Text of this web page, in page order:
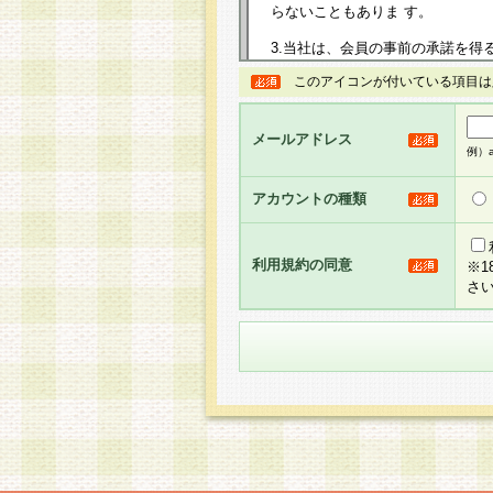
らないこともありま す。
3.当社は、会員の事前の承諾を得
規約を任意に制定、変更または修
は、本規約においては本サイト
して告知の案内を配信または本サ
るものとします。
5.当社がお聞きする個人情報は
のと考えております。従って、会
合には、当社はその個人情報を
社の取扱商品やサービス等をご
い。
められた場合には、ご本人様であ
せ先となります。
第2条 会員の資格
1.会員とは、本規約等を承諾のう
このアイコンが付いている項目
メールアドレス
例）
アカウントの種類
利用規約の同意
さ